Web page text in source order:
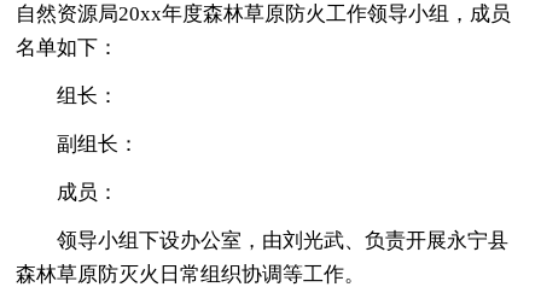
自然资源局20xx年度森林草原防火工作领导小组，成员
名单如下：
组长：
副组长：
成员：
领导小组下设办公室，由刘光武、负责开展永宁县
森林草原防灭火日常组织协调等工作。